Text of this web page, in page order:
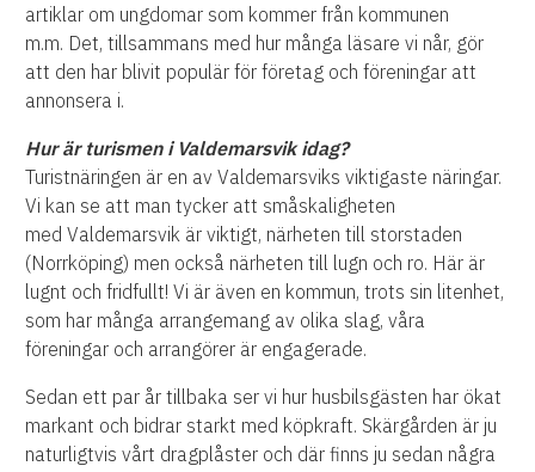
artiklar om ungdomar som kommer från kommunen
m.m. Det, tillsammans med hur många läsare vi når, gör
att den har blivit populär för företag och föreningar att
annonsera i.
Hur är turismen i Valdemarsvik idag?
Turistnäringen är en av Valdemarsviks viktigaste näringar.
Vi kan se att man tycker att småskaligheten
medValdemarsvik är viktigt, närheten till storstaden
(Norrköping) men också närheten till lugn och ro. Här är
lugnt och fridfullt!Vi är även en kommun, trots sin litenhet,
som har många arrangemang av olika slag, våra
föreningar och arrangörer är engagerade.
Sedan ett par år tillbaka ser vi hur husbilsgästen har ökat
markant och bidrar starkt med köpkraft. Skärgården är ju
naturligtvis vårt dragplåster och där finns ju sedan några